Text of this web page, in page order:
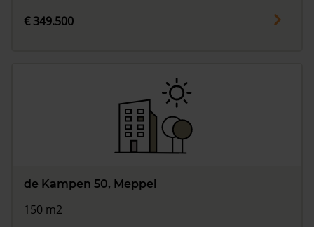
€ 349.500
de Kampen 50, Meppel
150 m2